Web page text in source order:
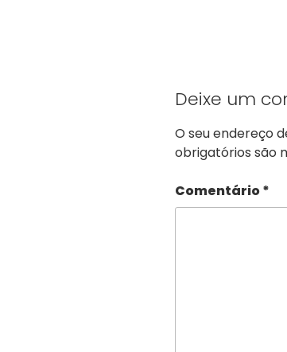
Deixe um
O seu endereço
obrigatórios são
Comentário*